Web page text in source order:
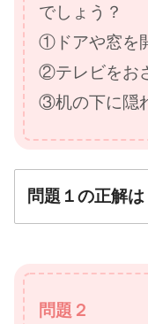
でしょう？
①ドアや窓を
②テレビをお
③机の下に隠
問題１の正解は
問題２